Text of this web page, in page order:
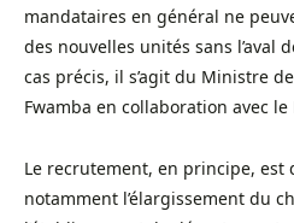
mandataires en général ne
des nouvelles unités sans l’aval
cas précis, il s’agit du Ministre
Fwamba en collaboration avec
Le recrutement, en principe, est
notamment l’élargissement du